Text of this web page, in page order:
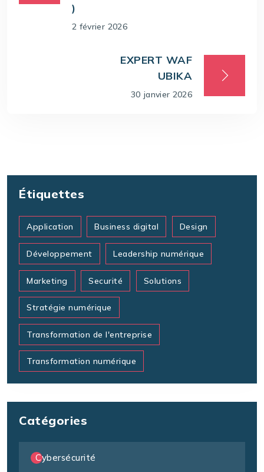
)
2 février 2026
EXPERT WAF
UBIKA
30 janvier 2026
Étiquettes
Application Business digital Design
Développement Leadership numérique
Marketing Securité Solutions
Stratégie numérique
Transformation de l'entreprise
Transformation numérique
Catégories
Cybersécurité